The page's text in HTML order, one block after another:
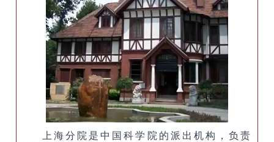
上海分院是中国科学院的派出机构，负责